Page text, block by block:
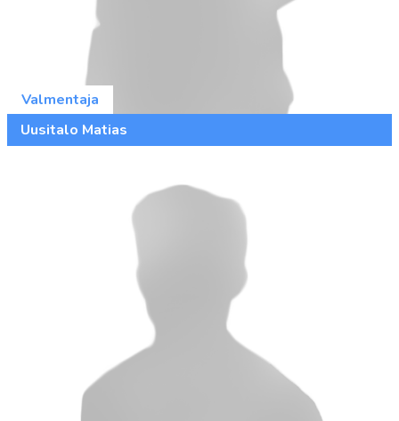
Valmentaja
Uusitalo Matias